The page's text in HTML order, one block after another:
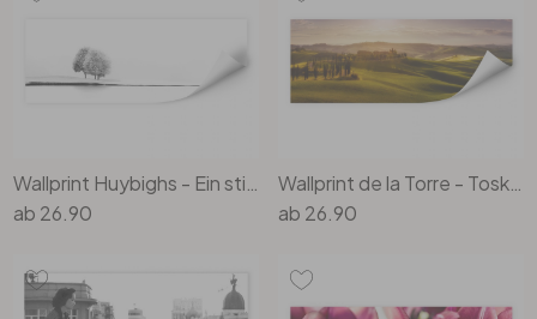
ab 26.90
ab 26.90